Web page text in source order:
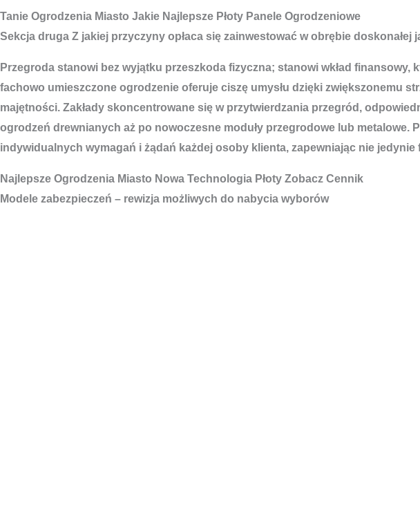
Tanie Ogrodzenia Miasto Jakie Najlepsze Płoty Panele Ogrodzeniowe
Sekcja druga Z jakiej przyczyny opłaca się zainwestować w obrębie doskonałej
Przegroda stanowi bez wyjątku przeszkoda fizyczna; stanowi wkład
fachowo umieszczone ogrodzenie oferuje ciszę umysłu dzięki zwiększonemu
majętności. Zakłady skoncentrowane się w przytwierdzania przegród,
ogrodzeń drewnianych aż po nowoczesne moduły przegrodowe lub
indywidualnych wymagań i żądań każdej osoby klienta, zapewniając nie
Najlepsze Ogrodzenia Miasto Nowa Technologia Płoty Zobacz Cennik
Modele zabezpieczeń – rewizja możliwych do nabycia wyborów